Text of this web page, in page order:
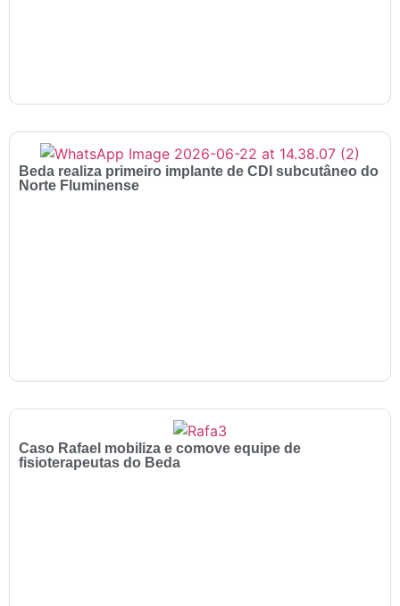
Beda realiza primeiro implante de CDI subcutâneo do
Norte Fluminense
Caso Rafael mobiliza e comove equipe de
fisioterapeutas do Beda